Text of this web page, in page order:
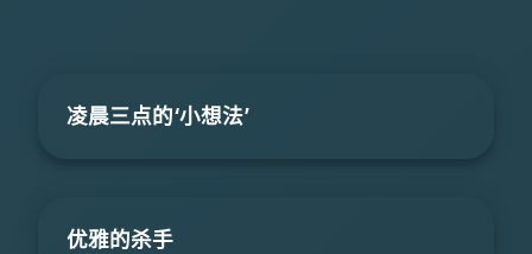
凌晨三点的‘小想法’
优雅的杀手